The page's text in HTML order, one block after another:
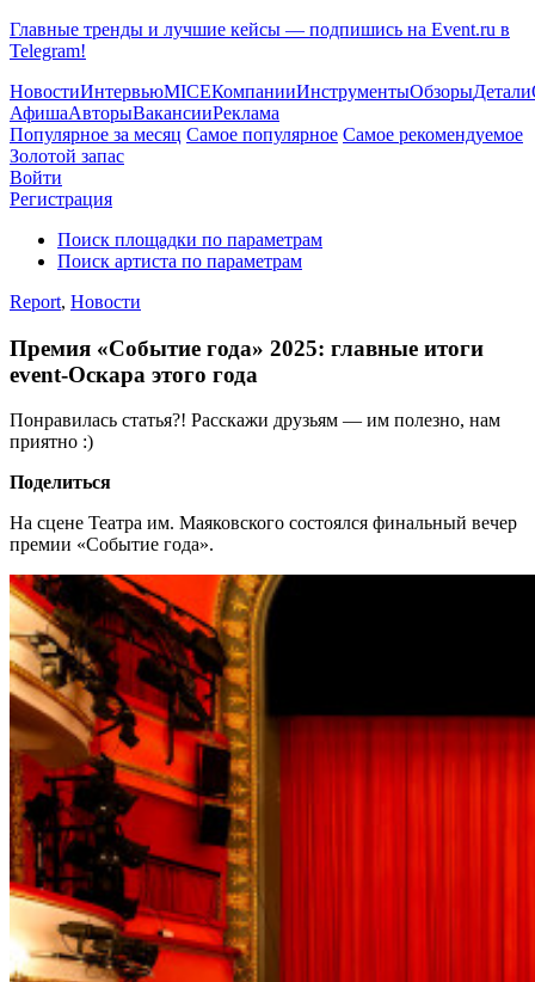
Главные тренды и лучшие кейсы — подпишись на Event.ru в
Telegram!
НовостиИнтервьюMICEКомпанииИнструментыОбзорыДетали
АфишаАвторыВакансииРеклама
Популярное за месяц Самое популярное Самое рекомендуемое
Золотой запас
Войти
Регистрация
Поиск площадки по параметрам
Поиск артиста по параметрам
Report, Новости
Премия «Событие года» 2025: главные итоги
event-Оскара этого года
Понравилась статья?! Расскажи друзьям — им полезно, нам
приятно :)
Поделиться
На сцене Театра им. Маяковского состоялся финальный вечер
премии «Событие года».